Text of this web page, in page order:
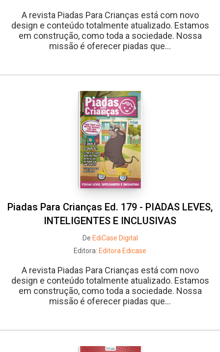
A revista Piadas Para Crianças está com novo
design e conteúdo totalmente atualizado. Estamos
em construção, como toda a sociedade. Nossa
missão é oferecer piadas que...
Piadas Para Crianças Ed. 179 - PIADAS LEVES,
INTELIGENTES E INCLUSIVAS
De EdiCase Digital
Editora: Editora Edicase
A revista Piadas Para Crianças está com novo
design e conteúdo totalmente atualizado. Estamos
em construção, como toda a sociedade. Nossa
missão é oferecer piadas que...